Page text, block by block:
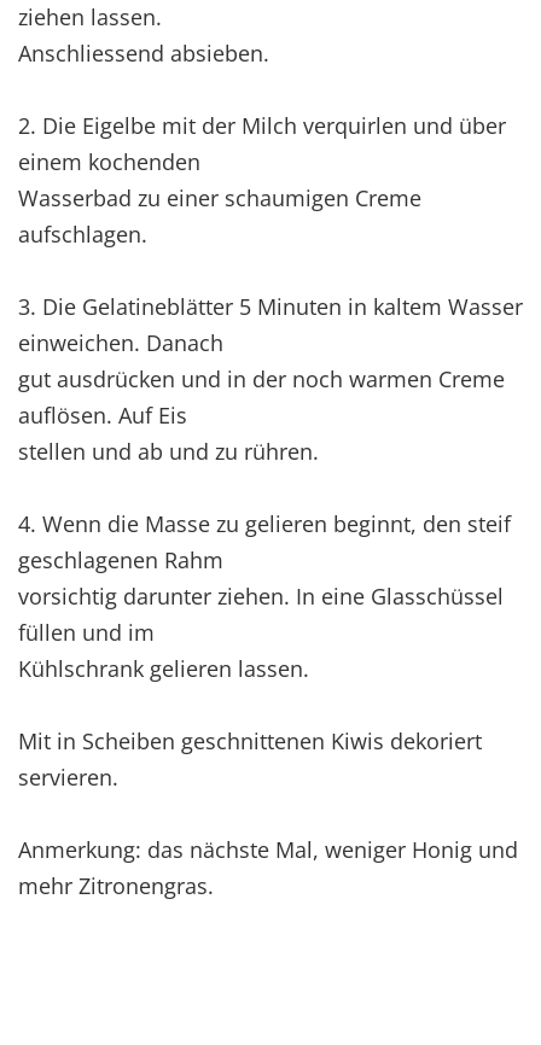
ziehen lassen.
Anschliessend absieben.
2. Die Eigelbe mit der Milch verquirlen und über
einem kochenden
Wasserbad zu einer schaumigen Creme
aufschlagen.
3. Die Gelatineblätter 5 Minuten in kaltem Wasser
einweichen. Danach
gut ausdrücken und in der noch warmen Creme
auflösen. Auf Eis
stellen und ab und zu rühren.
4. Wenn die Masse zu gelieren beginnt, den steif
geschlagenen Rahm
vorsichtig darunter ziehen. In eine Glasschüssel
füllen und im
Kühlschrank gelieren lassen.
Mit in Scheiben geschnittenen Kiwis dekoriert
servieren.
Anmerkung: das nächste Mal, weniger Honig und
mehr Zitronengras.